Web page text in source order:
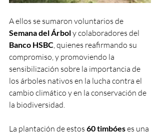
A ellos se sumaron voluntarios de
Semana del Árbol y colaboradores del
Banco HSBC, quienes reafirmando su
compromiso, y promoviendo la
sensibilización sobre la importancia de
los árboles nativos en la lucha contra el
cambio climático y en la conservación de
la biodiversidad.
La plantación de estos 60 timbóes es una